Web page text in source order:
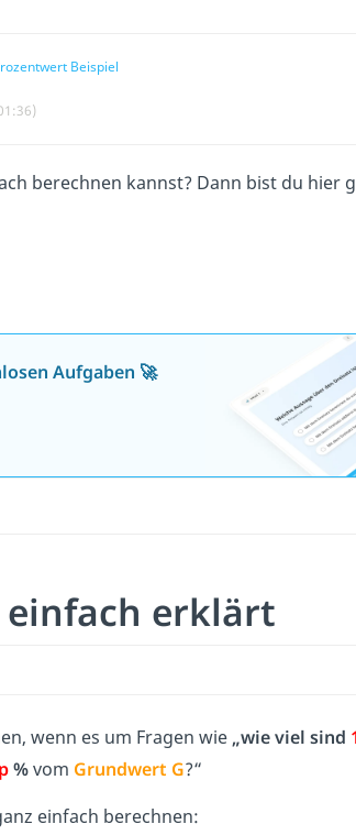
Beispiel
berechnen kannst? Dann bist du hier
Aufgaben 🚀
erklärt
wenn es um Fragen wie „wie viel sind
p%vom Grundwert G?“
einfach berechnen: